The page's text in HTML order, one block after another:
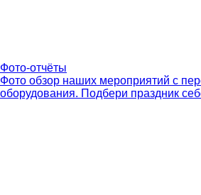
Фото-отчёты
Фото обзор наших мероприятий с
оборудования. Подбери праздник